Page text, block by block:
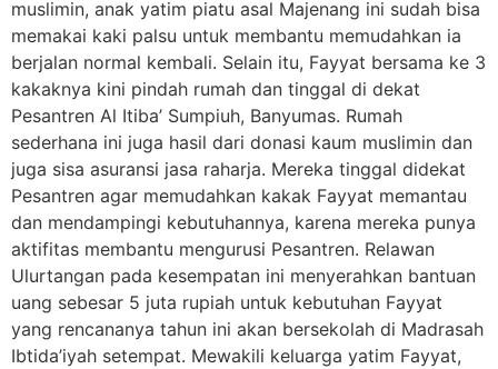
muslimin, anak yatim piatu asal Majenang ini sudah bisa
memakai kaki palsu untuk membantu memudahkan ia
berjalan normal kembali. Selain itu, Fayyat bersama ke 3
kakaknya kini pindah rumah dan tinggal di dekat
Pesantren Al Itiba’ Sumpiuh, Banyumas. Rumah
sederhana ini juga hasil dari donasi kaum muslimin dan
juga sisa asuransi jasa raharja. Mereka tinggal didekat
Pesantren agar memudahkan kakak Fayyat memantau
dan mendampingi kebutuhannya, karena mereka punya
aktifitas membantu mengurusi Pesantren. Relawan
Ulurtangan pada kesempatan ini menyerahkan bantuan
uang sebesar 5 juta rupiah untuk kebutuhan Fayyat
yang rencananya tahun ini akan bersekolah di Madrasah
Ibtida’iyah setempat. Mewakili keluarga yatim Fayyat,